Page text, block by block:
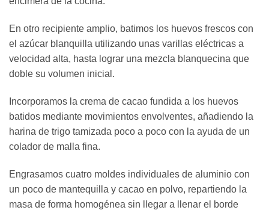
En otro recipiente amplio, batimos los huevos frescos con
el azúcar blanquilla utilizando unas varillas eléctricas a
velocidad alta, hasta lograr una mezcla blanquecina que
doble su volumen inicial.
Incorporamos la crema de cacao fundida a los huevos
batidos mediante movimientos envolventes, añadiendo la
harina de trigo tamizada poco a poco con la ayuda de un
colador de malla fina.
Engrasamos cuatro moldes individuales de aluminio con
un poco de mantequilla y cacao en polvo, repartiendo la
masa de forma homogénea sin llegar a llenar el borde